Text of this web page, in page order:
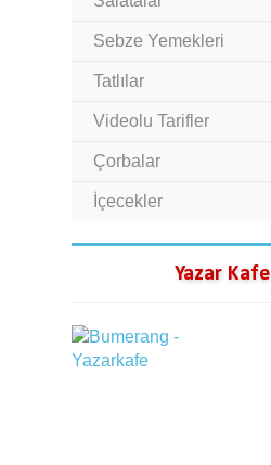
Sebze Yemekleri
Tatlılar
Videolu Tarifler
Çorbalar
İçecekler
Yazar Kafe